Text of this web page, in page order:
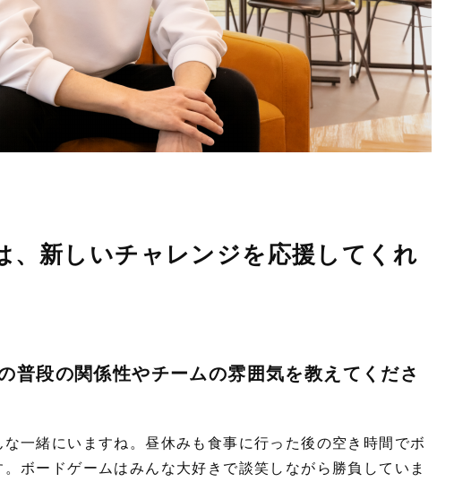
新しいチャレンジを応援してくれ
普段の関係性やチームの雰囲気を教えてくださ
一緒にいますね。昼休みも食事に行った後の空き時間でボ
ボードゲームはみんな大好きで談笑しながら勝負していま